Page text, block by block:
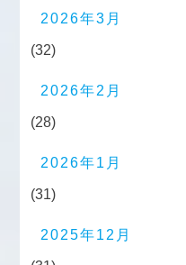
2026年3月
(32)
2026年2月
(28)
2026年1月
(31)
2025年12月